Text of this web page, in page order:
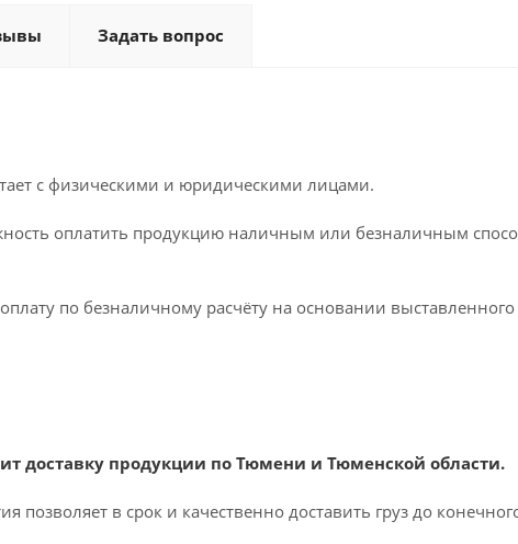
Задать вопрос
с физическими и юридическими лицами.
оплатить продукцию наличным или безналичным
по безналичному расчёту на основании выставленного
доставку продукции по Тюмени и Тюменской области.
позволяет в срок и качественно доставить груз до